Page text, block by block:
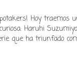
Hoy traemos
Haruhi
que ha triunfado